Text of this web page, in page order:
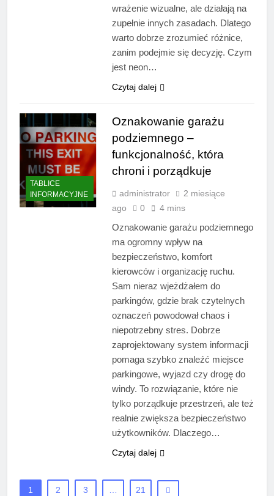
wrażenie wizualne, ale działają na
zupełnie innych zasadach. Dlatego
warto dobrze zrozumieć różnice,
zanim podejmie się decyzję. Czym
jest neon…
Czytaj dalej
TABLICE
INFORMACYJNE
Oznakowanie garażu
podziemnego –
funkcjonalność, która
chroni i porządkuje
administrator
2 miesiące
ago
0 4 mins
Oznakowanie garażu podziemnego
ma ogromny wpływ na
bezpieczeństwo, komfort
kierowców i organizację ruchu.
Sam nieraz wjeżdżałem do
parkingów, gdzie brak czytelnych
oznaczeń powodował chaos i
niepotrzebny stres. Dobrze
zaprojektowany system informacji
pomaga szybko znaleźć miejsce
parkingowe, wyjazd czy drogę do
windy. To rozwiązanie, które nie
tylko porządkuje przestrzeń, ale też
realnie zwiększa bezpieczeństwo
użytkowników. Dlaczego…
Czytaj dalej
1 2 3 … 21